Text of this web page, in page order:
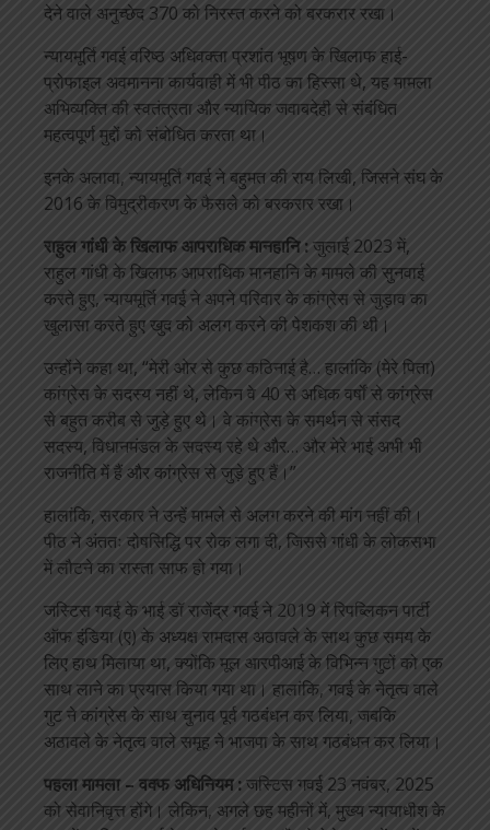
देने वाले अनुच्छेद 370 को निरस्त करने को बरकरार रखा।
न्यायमूर्ति गवई वरिष्ठ अधिवक्ता प्रशांत भूषण के खिलाफ हाई-
प्रोफाइल अवमानना ​​कार्यवाही में भी पीठ का हिस्सा थे, यह मामला
अभिव्यक्ति की स्वतंत्रता और न्यायिक जवाबदेही से संबंधित
महत्वपूर्ण मुद्दों को संबोधित करता था।
इनके अलावा, न्यायमूर्ति गवई ने बहुमत की राय लिखी, जिसने संघ के
2016 के विमुद्रीकरण के फैसले को बरकरार रखा।
राहुल गांधी के खिलाफ आपराधिक मानहानि :जुलाई 2023 में,
राहुल गांधी के खिलाफ आपराधिक मानहानि के मामले की सुनवाई
करते हुए, न्यायमूर्ति गवई ने अपने परिवार के कांग्रेस से जुड़ाव का
खुलासा करते हुए खुद को अलग करने की पेशकश की थी।
उन्होंने कहा था, “मेरी ओर से कुछ कठिनाई है… हालांकि (मेरे पिता)
कांग्रेस के सदस्य नहीं थे, लेकिन वे 40 से अधिक वर्षों से कांग्रेस
से बहुत करीब से जुड़े हुए थे। वे कांग्रेस के समर्थन से संसद
सदस्य, विधानमंडल के सदस्य रहे थे और… और मेरे भाई अभी भी
राजनीति में हैं और कांग्रेस से जुड़े हुए हैं।”
हालांकि, सरकार ने उन्हें मामले से अलग करने की मांग नहीं की।
पीठ ने अंततः दोषसिद्धि पर रोक लगा दी, जिससे गांधी के लोकसभा
में लौटने का रास्ता साफ हो गया।
जस्टिस गवई के भाई डॉ राजेंद्र गवई ने 2019 में रिपब्लिकन पार्टी
ऑफ इंडिया (ए) के अध्यक्ष रामदास अठावले के साथ कुछ समय के
लिए हाथ मिलाया था, क्योंकि मूल आरपीआई के विभिन्न गुटों को एक
साथ लाने का प्रयास किया गया था। हालांकि, गवई के नेतृत्व वाले
गुट ने कांग्रेस के साथ चुनाव पूर्व गठबंधन कर लिया, जबकि
अठावले के नेतृत्व वाले समूह ने भाजपा के साथ गठबंधन कर लिया।
पहला मामला – वक्फ अधिनियम :जस्टिस गवई 23 नवंबर, 2025
को सेवानिवृत्त होंगे। लेकिन, अगले छह महीनों में, मुख्य न्यायाधीश के